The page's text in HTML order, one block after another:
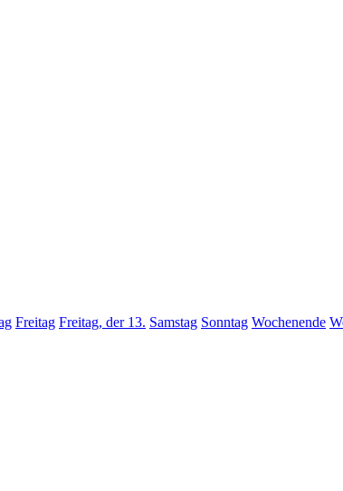
Freitag Freitag, der 13. Samstag Sonntag Wochenende